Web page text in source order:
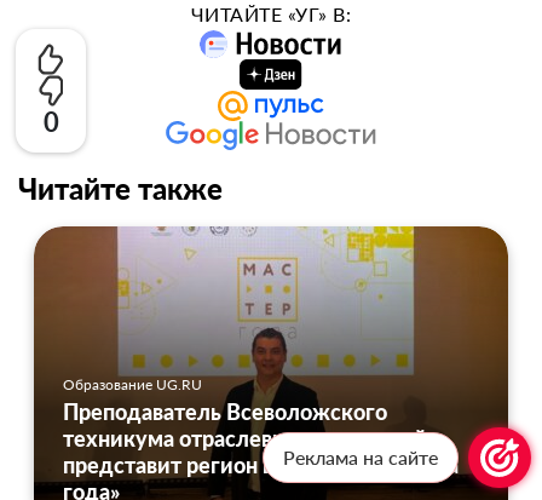
0
ЧИТАЙТЕ «УГ» В:
Читайте также
Образование UG.RU
Преподаватель Всеволожского
техникума отраслевых технологий
представит регион в финале «Мастера
года»
Реклама на сайте